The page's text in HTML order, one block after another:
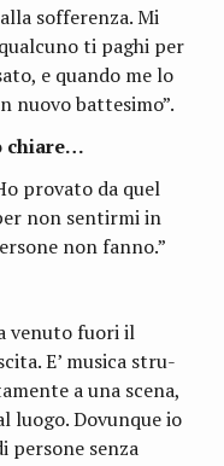
sof­fe­renza. Mi
ti paghi per
e quando me lo
nuovo battesimo”.
chiare…
pro­vato da quel
non sen­tirmi in
non fanno.”
venuto fuori il
E’ musica stru­
a una scena,
luogo. Dovun­que io
per­sone senza